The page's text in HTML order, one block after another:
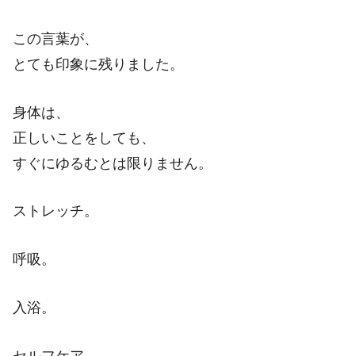
この言葉が、
とても印象に残りました。
身体は、
正しいことをしても、
すぐにゆるむとは限りません。
ストレッチ。
呼吸。
入浴。